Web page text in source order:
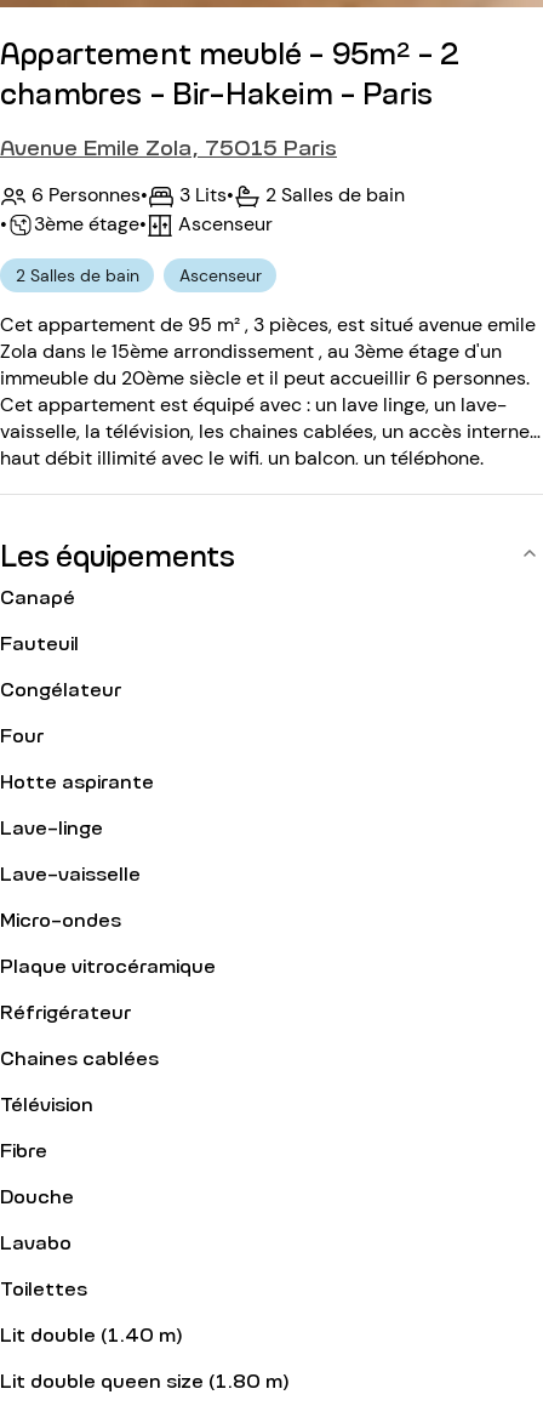
Appartement meublé - 95m² - 2
chambres - Bir-Hakeim - Paris
Avenue Emile Zola, 75015 Paris
6 Personnes• 3 Lits•
2 Salles de bain
•
3ème étage• Ascenseur
2 Salles de bain Ascenseur
Cet appartement de 95 m² , 3 pièces, est situé avenue emile
Zola dans le 15ème arrondissement , au 3ème étage d'un
immeuble du 20ème siècle et il peut accueillir 6 personnes.
Cet appartement est équipé avec : un lave linge, un lave-
vaisselle, la télévision, les chaines cablées, un accès internet
haut débit illimité avec le wifi, un balcon, un téléphone.
Les équipements
Canapé
Fauteuil
Congélateur
Four
Hotte aspirante
Lave-linge
Lave-vaisselle
Micro-ondes
Plaque vitrocéramique
Réfrigérateur
Chaines cablées
Télévision
Fibre
Douche
Lavabo
Toilettes
Lit double (1.40 m)
Lit double queen size (1.80 m)